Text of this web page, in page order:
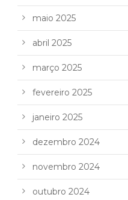
maio 2025
abril 2025
março 2025
fevereiro 2025
janeiro 2025
dezembro 2024
novembro 2024
outubro 2024